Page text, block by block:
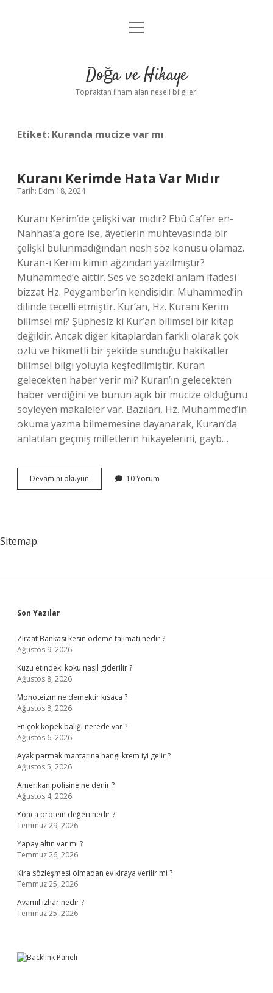
Anasayfa
Yasal Uyarı
menüyü
Doğa ve Hikaye
Topraktan ilham alan neşeli bilgiler!
Etiket: Kuranda mucize var mı
Kuranı Kerimde Hata Var Mıdır
Tarih: Ekim 18, 2024
Kuranı Kerim’de çelişki var mıdır? Ebû Ca’fer en-
Nahhas’a göre ise, âyetlerin muhtevasında bir
çelişki bulunmadığından nesh söz konusu olamaz.
Kuran-ı Kerim kimin ağzından yazılmıştır?
Muhammed’e aittir. Ses ve sözdeki anlam ifadesi
bizzat Hz. Peygamber’in kendisidir. Muhammed’in
dilinde tecelli etmiştir. Kur’an, Hz. Kuranı Kerim
bilimsel mi? Şüphesiz ki Kur’an bilimsel bir kitap
değildir. Ancak diğer kitaplardan farklı olarak çok
özlü ve hikmetli bir şekilde sunduğu hakikatler
bilimsel bilgi yoluyla keşfedilmiştir. Kuran
gelecekten haber verir mi? Kuran’ın gelecekten
haber verdiğini ve bunun açık bir mucize olduğunu
söyleyen makaleler var. Bazıları, Hz. Muhammed’in
okuma yazma bilmemesine dayanarak, Kuran’da
anlatılan geçmiş milletlerin hikayelerini, gayb…
Devamını okuyun
Kerimde
10 Yorum
Sitemap
Sidebar
Son Yazılar
Ziraat Bankası kesin ödeme talimatı nedir ?
Ağustos 9, 2026
Kuzu etindeki koku nasıl giderilir ?
Ağustos 8, 2026
Monoteizm ne demektir kısaca ?
Ağustos 8, 2026
En çok köpek balığı nerede var ?
Ağustos 6, 2026
Ayak parmak mantarına hangi krem iyi gelir ?
Ağustos 5, 2026
Amerikan polisine ne denir ?
Ağustos 4, 2026
Yonca protein değeri nedir ?
Temmuz 29, 2026
Yapay altın var mı ?
Temmuz 26, 2026
Kira sözleşmesi olmadan ev kiraya verilir mi ?
Temmuz 25, 2026
Avamil izhar nedir ?
Temmuz 25, 2026